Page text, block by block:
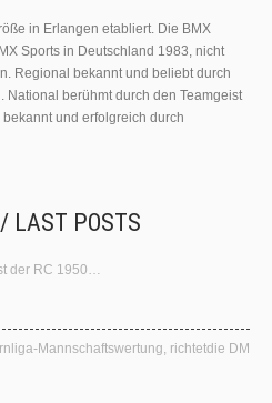
in Erlangen etabliert. Die BMX
Sports in Deutschland 1983, nicht
Regional bekannt und beliebt durch
National berühmt durch den Teamgeist
und erfolgreich durch
LAST POSTS
der RC 1950…
richtetdie DM